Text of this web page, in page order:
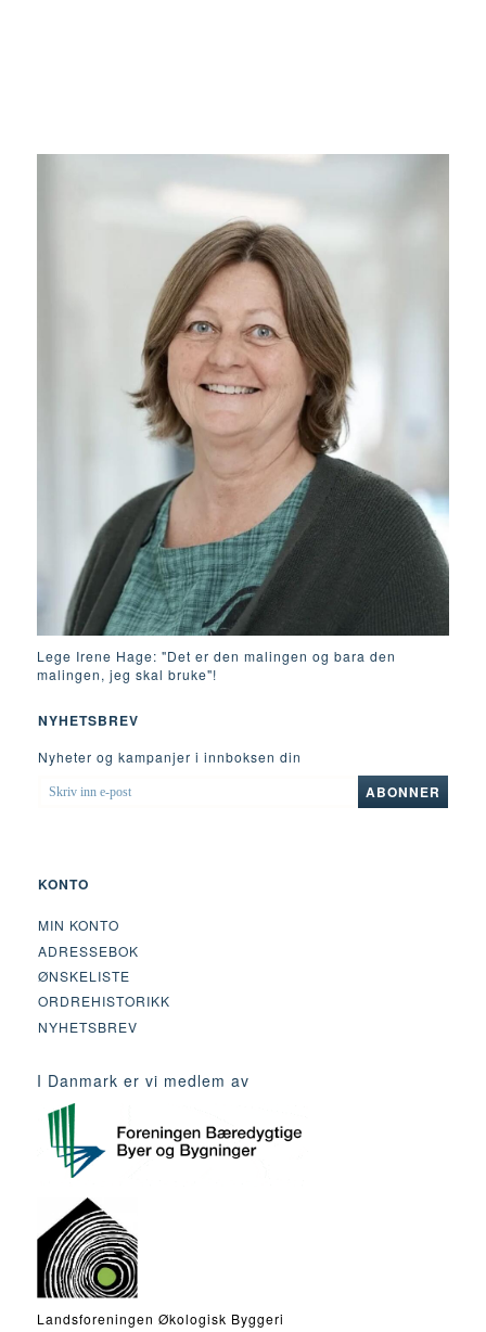
Lege Irene Hage: "Det er den malingen og bara den
malingen, jeg skal bruke"!
NYHETSBREV
Nyheter og kampanjer i innboksen din
SKRIV
INN
ABONNER
KONTO
MIN KONTO
ADRESSEBOK
ØNSKELISTE
ORDREHISTORIKK
NYHETSBREV
I Danmark er vi medlem av
Landsforeningen Økologisk Byggeri